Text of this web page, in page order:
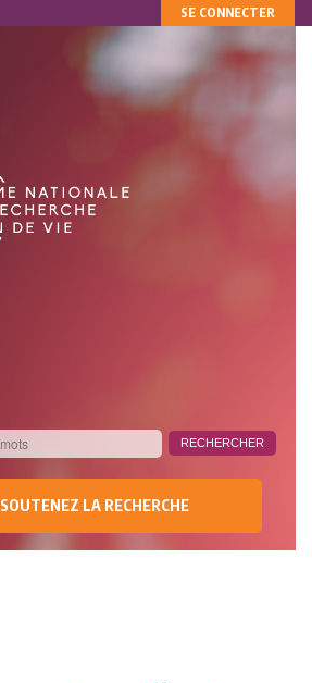
principal
SOUTENEZ LA RECHERCHE
MON
COMPTE
SE CONNECTER